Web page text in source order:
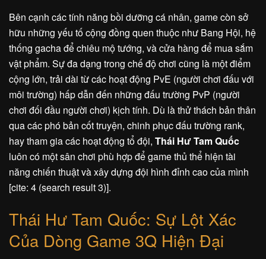
Bên cạnh các tính năng bồi dưỡng cá nhân, game còn sở
hữu những yếu tố cộng đồng quen thuộc như Bang Hội, hệ
thống gacha để chiêu mộ tướng, và cửa hàng để mua sắm
vật phẩm. Sự đa dạng trong chế độ chơi cũng là một điểm
cộng lớn, trải dài từ các hoạt động PvE (người chơi đấu với
môi trường) hấp dẫn đến những đấu trường PvP (người
chơi đối đầu người chơi) kịch tính. Dù là thử thách bản thân
qua các phó bản cốt truyện, chinh phục đấu trường rank,
hay tham gia các hoạt động tổ đội, Thái Hư Tam Quốc
luôn có một sân chơi phù hợp để game thủ thể hiện tài
năng chiến thuật và xây dựng đội hình đỉnh cao của mình
[cite: 4 (search result 3)].
Thái Hư Tam Quốc: Sự Lột Xác
Của Dòng Game 3Q Hiện Đại